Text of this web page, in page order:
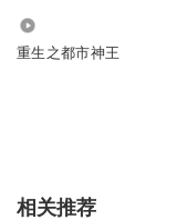
重生之都市神王
相关推荐